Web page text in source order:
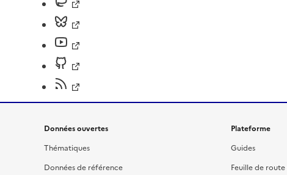
Données ouvertes
Thématiques
Données de référence
Plateforme
Guides
Feuille de